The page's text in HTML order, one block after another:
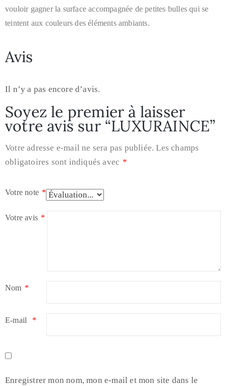
vouloir gagner la surface accompagnée de petites bulles qui se
teintent aux couleurs des éléments ambiants.
Avis
Il n’y a pas encore d’avis.
Soyez le premier à laisser
votre avis sur “LUXURAINCE”
Votre adresse e-mail ne sera pas publiée. Les champs
obligatoires sont indiqués avec *
Votre note *
Votre avis *
Nom *
E-mail *
Enregistrer mon nom, mon e-mail et mon site dans le